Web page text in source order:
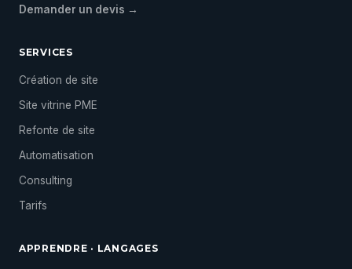
Demander un devis →
SERVICES
Création de site
Site vitrine PME
Refonte de site
Automatisation
Consulting
Tarifs
APPRENDRE · LANGAGES